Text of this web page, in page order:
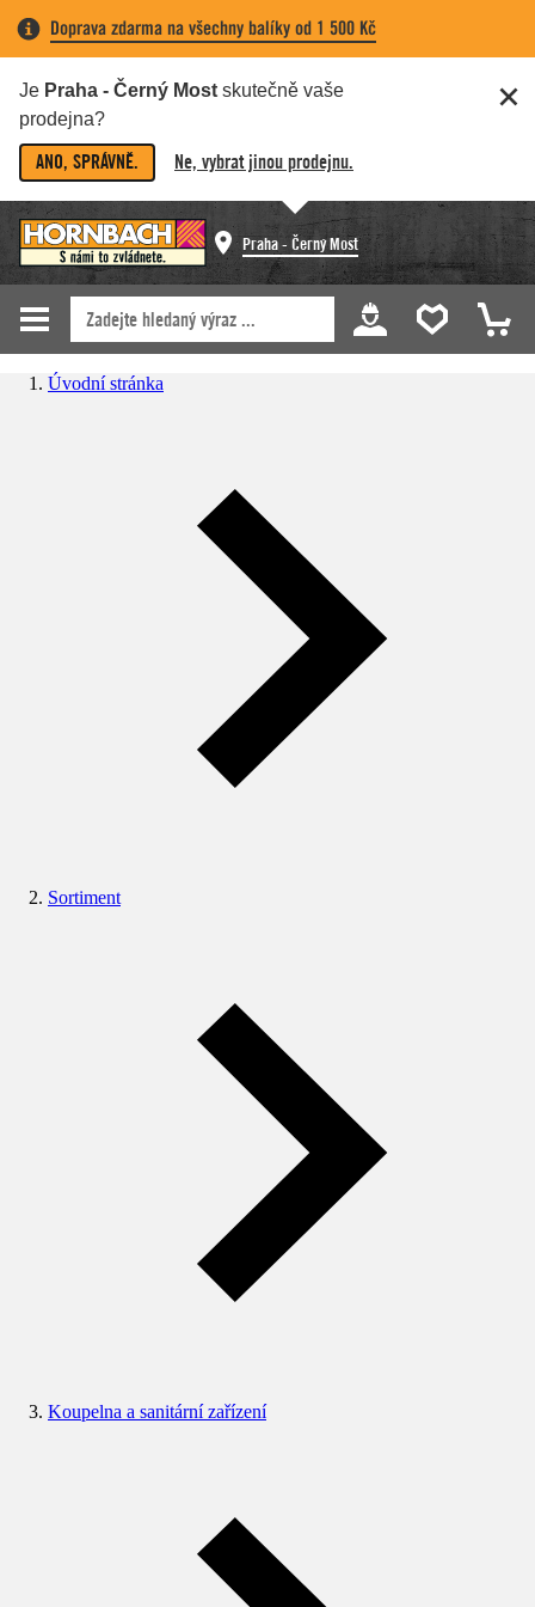
Doprava zdarma na všechny balíky od 1 500 Kč
Je Praha - Černý Most skutečně vaše
prodejna?
ANO, SPRÁVNĚ. Ne, vybrat jinou prodejnu.
Praha - Černý Most
Úvodní stránka
Sortiment
Koupelna a sanitární zařízení